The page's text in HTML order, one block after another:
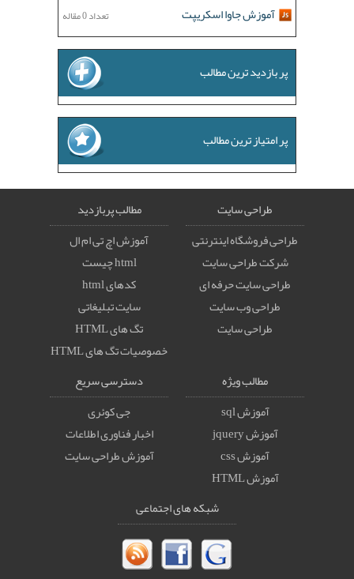
آموزش جاوا اسکریپت تعداد 0 مقاله
پر بازدید ترین مطالب
پر امتیاز ترین مطالب
طراحی سایت
طراحی فروشگاه اینترنتی
شرکت طراحی سایت
طراحی سایت حرفه ای
طراحی وب سایت
طراحی سایت
مطالب پربازدید
آموزش اچ تی ام ال
html چیست
کدهای html
سایت تبلیغاتی
تگ های HTML
خصوصيات تگ های HTML
مطالب ویژه
آموزش sql
آموزش jquery
آموزش css
آموزش HTML
دسترسی سریع
جی کوئری
اخبار فناوری اطلاعات
آموزش طراحی سایت
شبکه های اجتماعی